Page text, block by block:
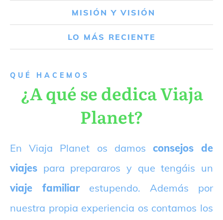
MISIÓN Y VISIÓN
LO MÁS RECIENTE
QUÉ HACEMOS
¿A qué se dedica Viaja
Planet?
En Viaja Planet os damos consejos de
viajes para prepararos y que tengáis un
viaje familiarestupendo. Además por
nuestra propia experiencia os contamos los